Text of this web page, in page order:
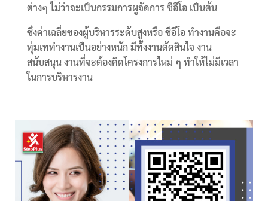
ต่างๆ ไม่ว่าจะเป็นกรรมการผูจัดการ ซีอีโอ เป็นต้น
ซึ่งค่าเฉลี่ยของผู้บริหารระดับสูงหรือ ซีอีโอ ทำงานคือจะ
ทุ่มเททำงานเป็นอย่างหนัก มีทั้งงานตัดสินใจ งาน
สนับสนุน งานที่จะต้องคิดโครงการใหม่ ๆ ทำให้ไม่มีเวลา
ในการบริหารงาน